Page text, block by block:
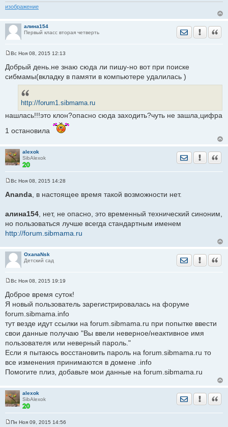
изображение
алина154
Первый класс вторая четверть
Отправить
о
б
Вс Ноя 08, 2015 12:13
Добрый день.не знаю сюда ли пишу-но вот при поиске
сибмамы(вкладку в памяти в компьютере удалилась )
http://forum1.sibmama.ru
нашлась!!!это клон?опасно сюда заходить?чуть не зашла,цифра
1 остановила
alexok
SibAlexok
Отправить
о
е
н
е
Вс Ноя 08, 2015 14:28
Ananda , в настоящее время такой возможности нет.
алина154 , нет, не опасно, это временный технический синоним,
но пользоваться лучше всегда стандартным именем
http://forum.sibmama.ru
OxanaNsk
Детский сад
Отправить
о
б
е
н
е
Вс Ноя 08, 2015 19:19
Доброе время суток!
Я новый пользователь зарегистрировалась на форуме
forum.sibmama.info
тут везде идут ссылки на forum.sibmama.ru при попытке ввести
свои данные получаю "Вы ввели неверное/неактивное имя
пользователя или неверный пароль."
Если я пытаюсь восстановить пароль на forum.sibmama.ru то
все изменения принимаются в домене .info
Помогите плиз, добавьте мои данные на forum.sibmama.ru
alexok
SibAlexok
Отправить
Пн Ноя 09, 2015 14:56